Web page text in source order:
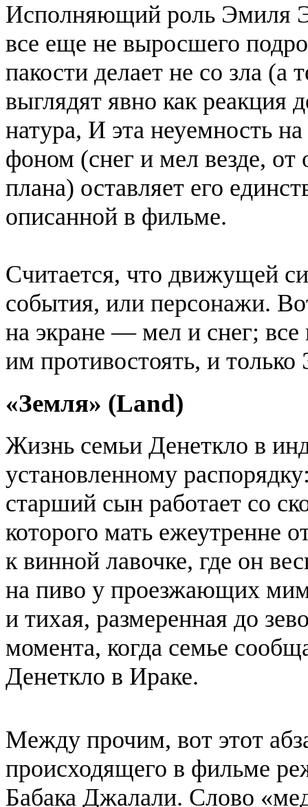
Исполняющий роль Эмиля
все еще не выросшего
пакости делает не со зла (а
выглядят явно как реакция
натура, И эта неуемность
фоном (снег и мел везде, от
плана) оставляет его
описанной в фильме.
Считается, что движущей
события, или персонажи.
на экране — мел и снег; все
им противостоять, и
«Земля» (Land)
Жизнь семьи Денеткло в
установленному
старший сын работает со
которого мать ежеутренне
к винной лавочке, где он
на пиво у проезжающих
и тихая, размеренная до
момента, когда семье
Денеткло в Ираке.
Между прочим, вот этот
происходящего в фильме
Бабака Джалали. Слово